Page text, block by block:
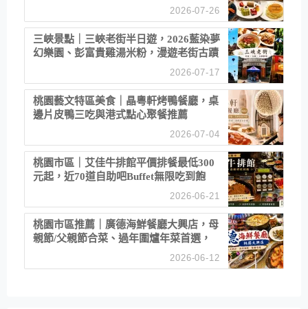
2026-07-26
三峽景點｜三峽老街半日遊，2026藍染夢
幻樂園、彭富貴雞湯米粉，漫遊老街古蹟
2026-07-17
桃園藝文特區美食｜晶粵軒烤鴨餐廳，桌
邊片皮鴨三吃與港式點心聚餐推薦
2026-07-04
桃園市區｜艾佳牛排館平價排餐最低300
元起，近70道自助吧Buffet無限吃到飽
2026-06-21
桃園市區推薦｜廣德海鮮餐廳大興店，母
親節/父親節合菜、過年圍爐年菜首選，
2026-06-12